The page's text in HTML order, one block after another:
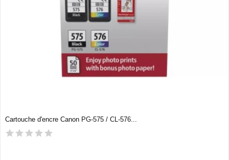
Cartouche d'encre Canon PG-575 / CL-576...